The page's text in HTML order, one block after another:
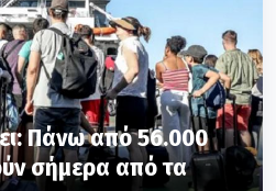
Πάνω από 56.000
σήμερα από τα